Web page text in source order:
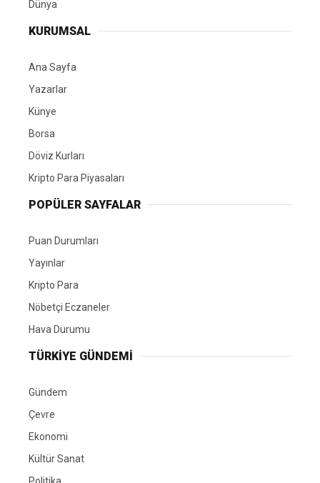
Dünya
KURUMSAL
Ana Sayfa
Yazarlar
Künye
Borsa
Döviz Kurları
Kripto Para Piyasaları
POPÜLER SAYFALAR
Puan Durumları
Yayınlar
Kripto Para
Nöbetçi Eczaneler
Hava Durumu
TÜRKIYE GÜNDEMI
Gündem
Çevre
Ekonomi
Kültür Sanat
Politika